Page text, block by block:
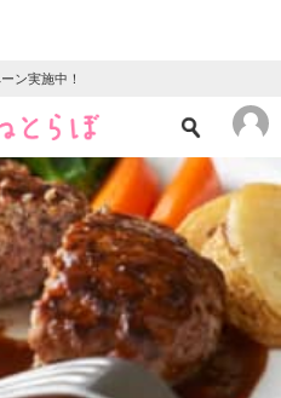
ン実施中！
ニュース
クイズ
地域
教育・育児
リサーチ